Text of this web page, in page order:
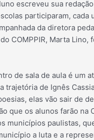
escreveu sua
participaram,
da diretora
COMPPIR, Marta
de sala de aula é um
de Ignês
elas vão sair de
que os alunos farão na
municípios paulistas,
a luta e a